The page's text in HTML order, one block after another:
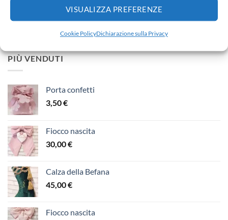
VISUALIZZA PREFERENZE
Cookie PolicyDichiarazione sulla Privacy
Fiocco nascita
65,00€
PIÙ VENDUTI
Porta confetti
3,50€
Fiocco nascita
30,00€
Calza della Befana
45,00€
Fiocco nascita